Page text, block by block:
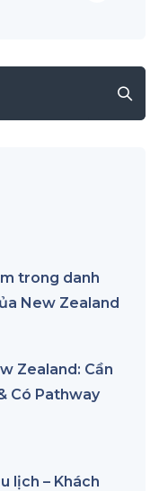
trong danh
New Zealand
Zealand: Cần
Có Pathway
lịch – Khách